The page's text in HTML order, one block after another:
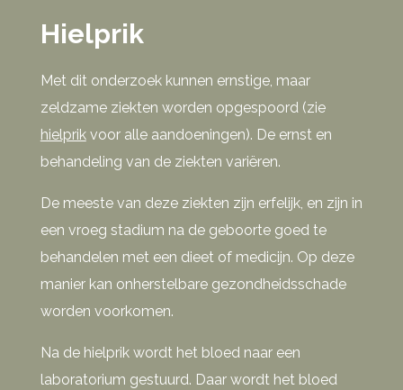
Hielprik
Met dit onderzoek kunnen ernstige, maar
zeldzame ziekten worden opgespoord (zie
hielprik voor alle aandoeningen). De ernst en
behandeling van de ziekten variëren.
De meeste van deze ziekten zijn erfelijk, en zijn in
een vroeg stadium na de geboorte goed te
behandelen met een dieet of medicijn. Op deze
manier kan onherstelbare gezondheidsschade
worden voorkomen.
Na de hielprik wordt het bloed naar een
laboratorium gestuurd. Daar wordt het bloed